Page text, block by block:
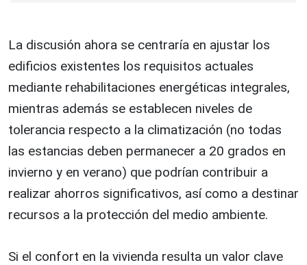
La discusión ahora se centraría en ajustar los
edificios existentes los requisitos actuales
mediante rehabilitaciones energéticas integrales,
mientras además se establecen niveles de
tolerancia respecto a la climatización (no todas
las estancias deben permanecer a 20 grados en
invierno y en verano) que podrían contribuir a
realizar ahorros significativos, así como a destinar
recursos a la protección del medio ambiente.
Si el confort en la vivienda resulta un valor clave